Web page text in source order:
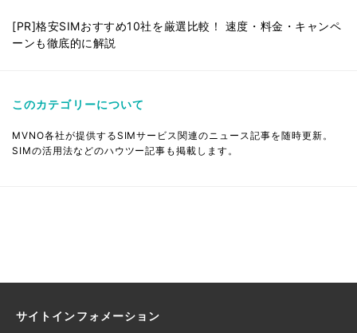
[PR]格安SIMおすすめ10社を厳選比較！ 速度・料金・キャンペ
ーンも徹底的に解説
このカテゴリーについて
MVNO各社が提供するSIMサービス関連のニュース記事を随時更新。
SIMの活用法などのハウツー記事も掲載します。
サイトインフォメーション